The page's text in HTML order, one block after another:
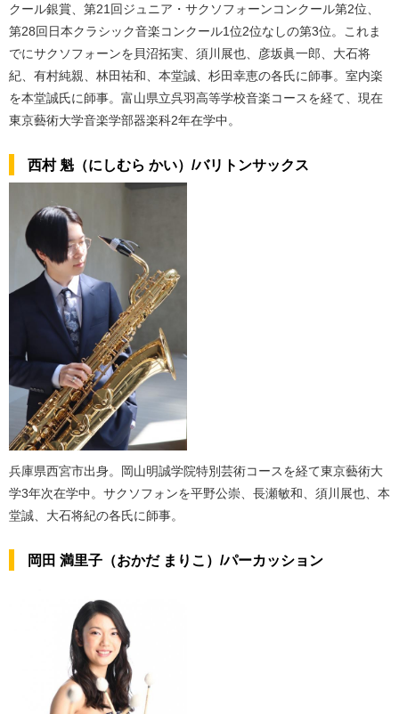
クール銀賞、第21回ジュニア・サクソフォーンコンクール第2位、
第28回日本クラシック音楽コンクール1位2位なしの第3位。これま
でにサクソフォーンを貝沼拓実、須川展也、彦坂眞一郎、大石将
紀、有村純親、林田祐和、本堂誠、杉田幸恵の各氏に師事。室内楽
を本堂誠氏に師事。富山県立呉羽高等学校音楽コースを経て、現在
東京藝術大学音楽学部器楽科2年在学中。
西村 魁（にしむら かい）/バリトンサックス
兵庫県西宮市出身。岡山明誠学院特別芸術コースを経て東京藝術大
学3年次在学中。サクソフォンを平野公崇、長瀬敏和、須川展也、本
堂誠、大石将紀の各氏に師事。
岡田 満里子（おかだ まりこ）/パーカッション